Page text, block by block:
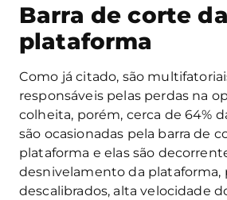
Barra de corte da
plataforma
Como já citado, são
responsáveis pelas perdas na
colheita, porém, cerca de 64%
são ocasionadas pela barra de
plataforma e elas são
desnivelamento da plataforma,
descalibrados, alta velocidade